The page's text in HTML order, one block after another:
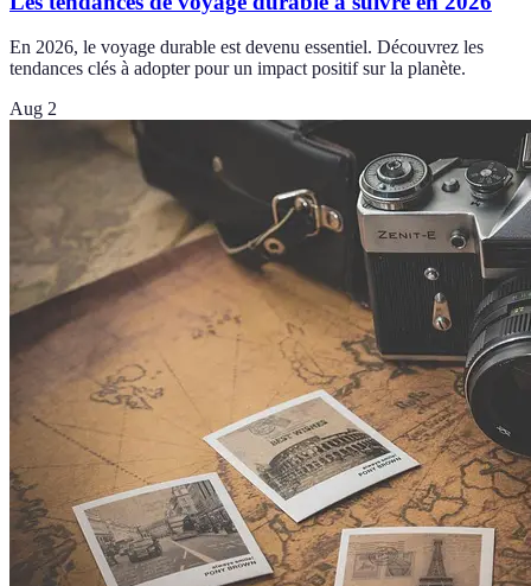
En 2026, le voyage durable est devenu essentiel. Découvrez les
tendances clés à adopter pour un impact positif sur la planète.
Aug 2